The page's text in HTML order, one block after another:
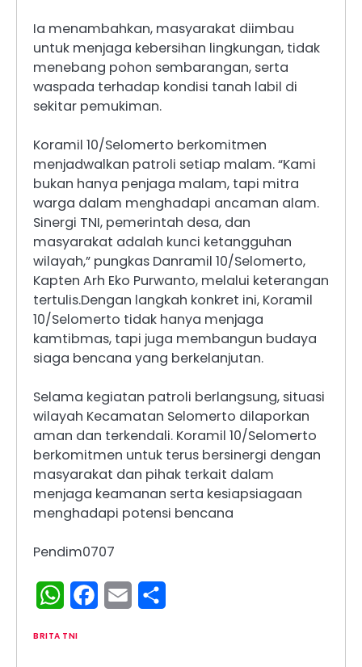
Ia menambahkan, masyarakat diimbau
untuk menjaga kebersihan lingkungan, tidak
menebang pohon sembarangan, serta
waspada terhadap kondisi tanah labil di
sekitar pemukiman.
Koramil 10/Selomerto berkomitmen
menjadwalkan patroli setiap malam. “Kami
bukan hanya penjaga malam, tapi mitra
warga dalam menghadapi ancaman alam.
Sinergi TNI, pemerintah desa, dan
masyarakat adalah kunci ketangguhan
wilayah,” pungkas Danramil 10/Selomerto,
Kapten Arh Eko Purwanto, melalui keterangan
tertulis.Dengan langkah konkret ini, Koramil
10/Selomerto tidak hanya menjaga
kamtibmas, tapi juga membangun budaya
siaga bencana yang berkelanjutan.
Selama kegiatan patroli berlangsung, situasi
wilayah Kecamatan Selomerto dilaporkan
aman dan terkendali. Koramil 10/Selomerto
berkomitmen untuk terus bersinergi dengan
masyarakat dan pihak terkait dalam
menjaga keamanan serta kesiapsiagaan
menghadapi potensi bencana
Pendim0707
WhatsAppFacebook
Email
BRITA TNI